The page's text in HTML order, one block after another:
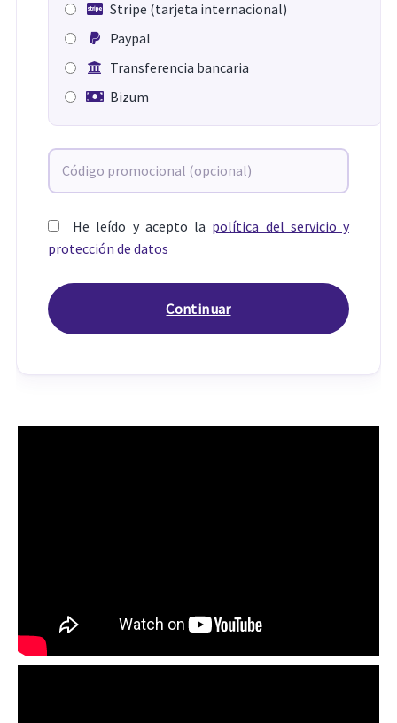
Stripe (tarjeta internacional)
Paypal
Transferencia bancaria
Bizum
He leído y acepto la política del servicio y
protección de datos